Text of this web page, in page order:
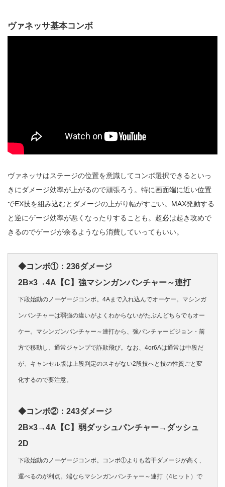
ヴァネッサ基本コンボ
ヴァネッサはステージの位置を意識してコンボ選択できるといっ
きにダメージ効率が上がるので頑張ろう。特に画面端に近い位置
でEX技を組み込むとダメージの上がり幅がすごい。MAX発動する
と逆にゲージ効率が悪くなったりすることも。超必は起き攻めで
きるのでゲージが余るようなら消費していってもいい。
◆コンボ①：236ダメージ
2B×3→4A【C】強マシンガンパンチャー～連打
下段始動のノーゲージコンボ。4Aまで入れ込んでオーケー。マシンガ
ンパンチャーは弱強の違いがよくわからないがたぶんどちらでもオー
ケー。マシンガンパンチャー～連打から、強パンチャービジョン・前
方で移動し、通常ジャンプで詐欺飛び。なお、4or6Aは通常は中段だ
が、キャンセル版は上段判定のスキがない2段技へと技の性質ごと変
化するので要注意。
◆コンボ②：243ダメージ
2B×3→4A【C】弱ダッシュパンチャー→ダッシュ
2D
下段始動のノーゲージコンボ。コンボ①よりも若干ダメージが高く、
運べるのが利点。端ならマシンガンパンチャー～連打（4ヒット）で